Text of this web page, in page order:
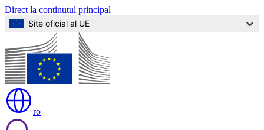
Direct la conținutul principal
Site oficial al UE
ro